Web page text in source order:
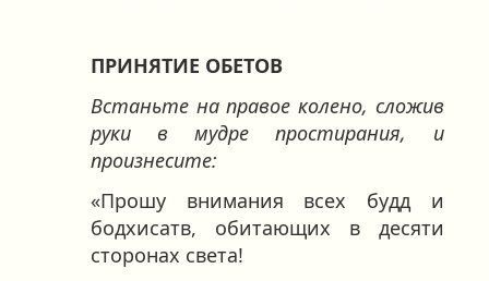
ПРИНЯТИЕ ОБЕТОВ
Встаньте на правое колено, сложив
руки в мудре простирания, и
произнесите:
«Прошу внимания всех будд и
бодхисатв, обитающих в десяти
сторонах света!